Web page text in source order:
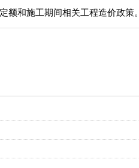
额和施工期间相关工程造价政策。